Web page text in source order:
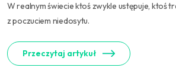
W realnym świecie ktoś zwykle ustępuje, ktoś
z poczuciem niedosytu.
Przeczytaj artykuł